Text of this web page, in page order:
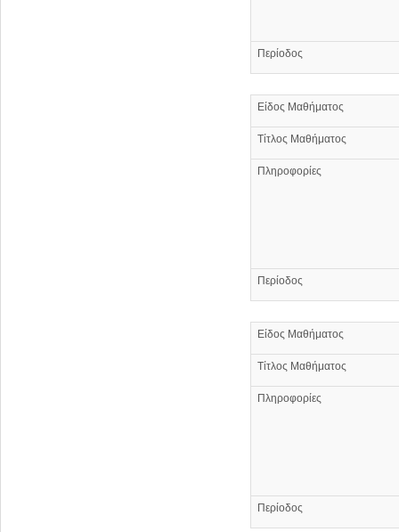
Περίοδος
Είδος Μαθήματος
Τίτλος Μαθήματος
Πληροφορίες
Περίοδος
Είδος Μαθήματος
Τίτλος Μαθήματος
Πληροφορίες
Περίοδος